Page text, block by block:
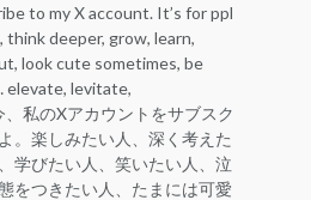
to my X account. It’s for ppl
think deeper, grow, learn,
look cute sometimes, be
elevate, levitate,
私のXアカウントをサブスク
。楽しみたい人、深く考えた
学びたい人、笑いたい人、泣
をつきたい人、たまには可愛